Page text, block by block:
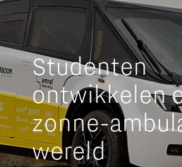
Studenten
ontwikkelen
zonne-
wereld